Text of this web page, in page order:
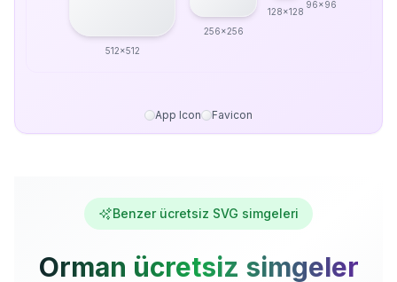
512x512
256x256
128x128
96x96
App Icon Favicon
Benzer ücretsiz SVG simgeleri
Orman ücretsiz simgeler